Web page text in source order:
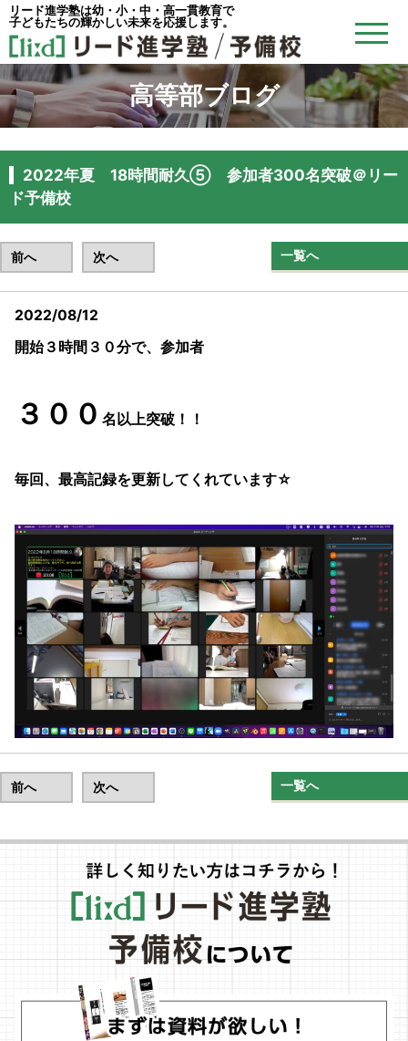
リード進学塾は幼・小・中・高一貫教育で
子どもたちの輝かしい未来を応援します。
高等部ブログ
2022年夏 18時間耐久⑤ 参加者300名突破＠リー
ド予備校
前へ 次へ 一覧へ
2022/08/12
開始３時間３０分で、参加者
３００ 名以上突破！！
毎回、最高記録を更新してくれています☆
前へ 次へ 一覧へ